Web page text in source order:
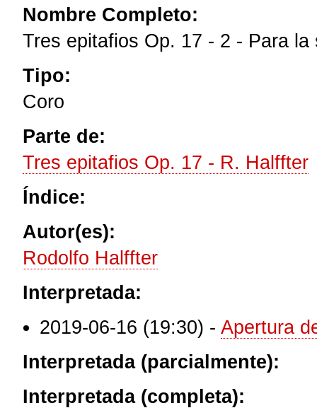
Nombre Completo:
Tres epitafios Op. 17 - 2 - Para
Tipo:
Coro
Parte de:
Tres epitafios Op. 17 - R. Halffter
Índice:
Autor(es):
Rodolfo Halffter
Interpretada:
2019-06-16 (19:30) - Apertura
Interpretada (parcialmente):
Interpretada (completa):